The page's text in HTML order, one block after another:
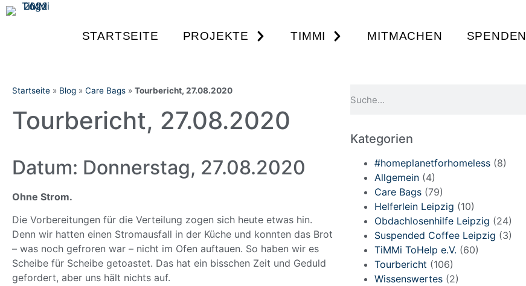
STARTSEITE PROJEKTE TIMMI MITMACHEN SPENDEN
Startseite » Blog » Care Bags » Tourbericht, 27.08.2020
Tourbericht, 27.08.2020
Datum: Donnerstag, 27.08.2020
Ohne Strom.
Die Vorbereitungen für die Verteilung zogen sich heute etwas hin.
Denn wir hatten einen Stromausfall in der Küche und konnten das Brot
– was noch gefroren war – nicht im Ofen auftauen. So haben wir es
Scheibe für Scheibe getoastet. Das hat ein bisschen Zeit und Geduld
gefordert, aber uns hält nichts auf.
Kategorien
#homeplanetforhomeless (8)
Allgemein (4)
Care Bags (79)
Helferlein Leipzig (10)
Obdachlosenhilfe Leipzig (24)
Suspended Coffee Leipzig (3)
TiMMi ToHelp e.V. (60)
Tourbericht (106)
Wissenswertes (2)